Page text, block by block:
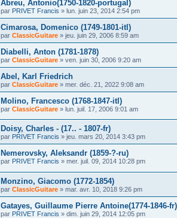
Abreu, Antonio(1750-1820-portugal)
par PRIVET Francis » lun. juin 23, 2014 2:54 pm
Cimarosa, Domenico (1749-1801-itl)
par ClassicGuitare » jeu. juin 29, 2006 8:59 am
Diabelli, Anton (1781-1878)
par ClassicGuitare » ven. juin 30, 2006 9:20 am
Abel, Karl Friedrich
par ClassicGuitare » mer. déc. 21, 2022 9:08 am
Molino, Francesco (1768-1847-itl)
par ClassicGuitare » lun. juil. 17, 2006 9:01 am
Doisy, Charles - (17.. - 1807-fr)
par PRIVET Francis » jeu. mars 20, 2014 3:43 pm
Nemerovsky, Aleksandr (1859-?-ru)
par PRIVET Francis » mer. juil. 09, 2014 10:28 pm
Monzino, Giacomo (1772-1854)
par ClassicGuitare » mar. avr. 10, 2018 9:26 pm
Gatayes, Guillaume Pierre Antoine(1774-1846-fr)
par PRIVET Francis » dim. juin 29, 2014 12:05 pm